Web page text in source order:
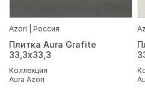
Azori | Россия
Плитка Aura Grafite
33,3х33,3
Коллекция
Aura Azori